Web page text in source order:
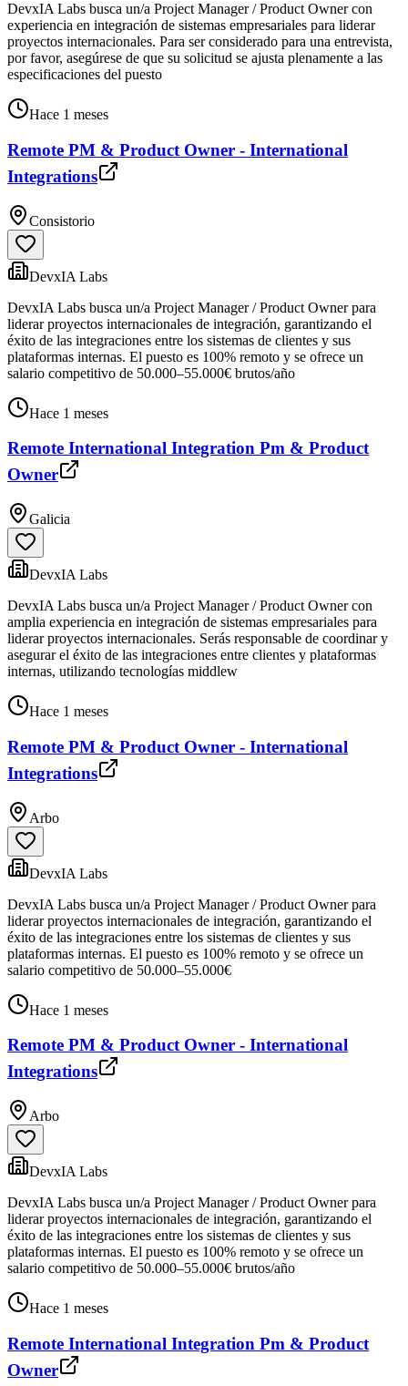
DevxIA Labs busca un/a Project Manager / Product Owner con
experiencia en integración de sistemas empresariales para liderar
proyectos internacionales. Para ser considerado para una entrevista,
por favor, asegúrese de que su solicitud se ajusta plenamente a las
especificaciones del puesto
Hace 1 meses
Remote PM & Product Owner - International
Integrations
Consistorio
DevxIA Labs
DevxIA Labs busca un/a Project Manager / Product Owner para
liderar proyectos internacionales de integración, garantizando el
éxito de las integraciones entre los sistemas de clientes y sus
plataformas internas. El puesto es 100% remoto y se ofrece un
salario competitivo de 50.000–55.000€ brutos/año
Hace 1 meses
Remote International Integration Pm & Product
Owner
Galicia
DevxIA Labs
DevxIA Labs busca un/a Project Manager / Product Owner con
amplia experiencia en integración de sistemas empresariales para
liderar proyectos internacionales. Serás responsable de coordinar y
asegurar el éxito de las integraciones entre clientes y plataformas
internas, utilizando tecnologías middlew
Hace 1 meses
Remote PM & Product Owner - International
Integrations
Arbo
DevxIA Labs
DevxIA Labs busca un/a Project Manager / Product Owner para
liderar proyectos internacionales de integración, garantizando el
éxito de las integraciones entre los sistemas de clientes y sus
plataformas internas. El puesto es 100% remoto y se ofrece un
salario competitivo de 50.000–55.000€
Hace 1 meses
Remote PM & Product Owner - International
Integrations
Arbo
DevxIA Labs
DevxIA Labs busca un/a Project Manager / Product Owner para
liderar proyectos internacionales de integración, garantizando el
éxito de las integraciones entre los sistemas de clientes y sus
plataformas internas. El puesto es 100% remoto y se ofrece un
salario competitivo de 50.000–55.000€ brutos/año
Hace 1 meses
Remote International Integration Pm & Product
Owner